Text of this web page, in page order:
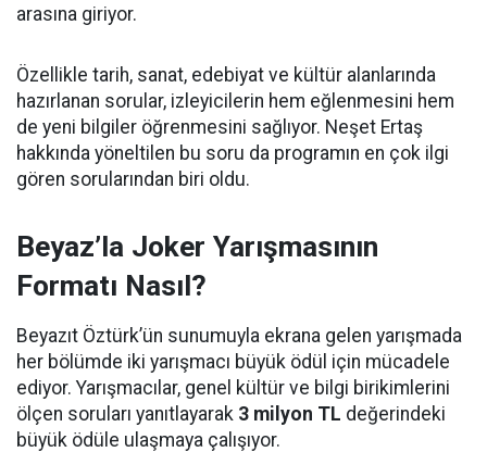
arasına giriyor.
Özellikle tarih, sanat, edebiyat ve kültür alanlarında
hazırlanan sorular, izleyicilerin hem eğlenmesini hem
de yeni bilgiler öğrenmesini sağlıyor. Neşet Ertaş
hakkında yöneltilen bu soru da programın en çok ilgi
gören sorularından biri oldu.
Beyaz’la Joker Yarışmasının
Formatı Nasıl?
Beyazıt Öztürk’ün sunumuyla ekrana gelen yarışmada
her bölümde iki yarışmacı büyük ödül için mücadele
ediyor. Yarışmacılar, genel kültür ve bilgi birikimlerini
ölçen soruları yanıtlayarak 3 milyon TL değerindeki
büyük ödüle ulaşmaya çalışıyor.